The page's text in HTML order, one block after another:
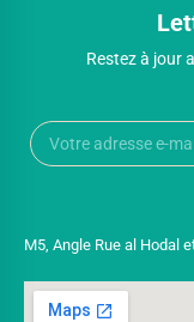
Restez à jour
M5, Angle Rue al Hodal